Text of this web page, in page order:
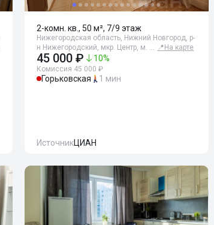
2-комн. кв., 50 м², 7/9 этаж
Нижегородская область, Нижний Новгород, р-
н Нижегородский, мкр. Центр, м. … 📍 На карте
45 000 ₽ 10%
Комиссия 45 000 ₽
Горьковская 1 мин
ИсточникЦИАН